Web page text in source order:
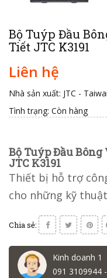
Bộ Tuýp Đầu
Tiết JTC K3191
Liên hệ
Nhà sản xuất: JTC -
Tình trạng: Còn hàng
Bộ Tuýp Đầu Bông
JTC K3191
Thiết bị hỗ trợ
cho những kỹ
Chia sẻ:
Kinh doanh 1
091 3109944